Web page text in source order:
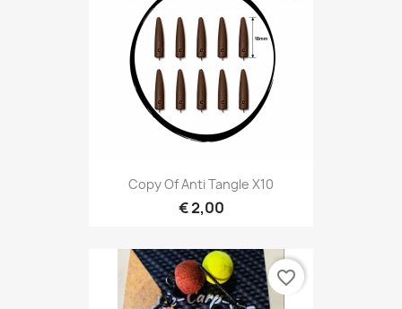
Copy Of Anti Tangle X10
€ 2,00
favorite_border